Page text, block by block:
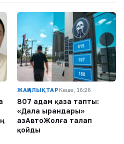
ЖАҢАЛЫҚТАР Кеше, 16:26
807 адам қаза тапты:
«Дала Қырандары»
ҚазАвтоЖолға талап
қойды